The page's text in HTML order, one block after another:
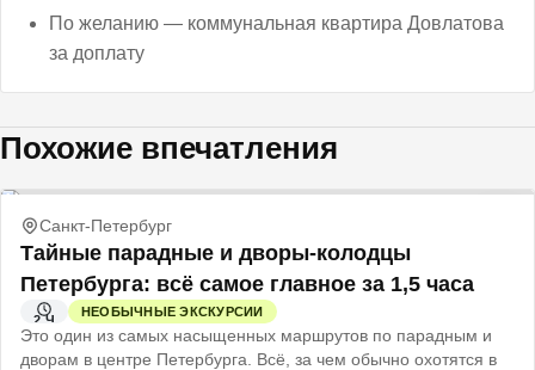
По желанию — коммунальная квартира Довлатова
за доплату
Похожие впечатления
Санкт-Петербург
Тайные парадные и дворы-колодцы
Петербурга: всё самое главное за 1,5 часа
2 Ч
НЕОБЫЧНЫЕ ЭКСКУРСИИ
Это один из самых насыщенных маршрутов по парадным и
дворам в центре Петербурга. Всё, за чем обычно охотятся в